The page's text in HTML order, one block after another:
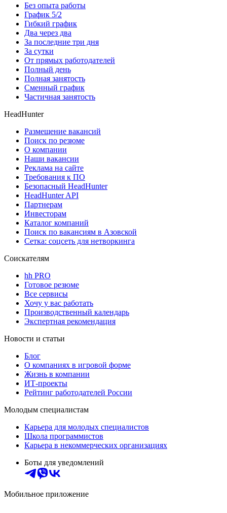
Без опыта работы
График 5/2
Гибкий график
Два через два
За последние три дня
За сутки
От прямых работодателей
Полный день
Полная занятость
Сменный график
Частичная занятость
HeadHunter
Размещение вакансий
Поиск по резюме
О компании
Наши вакансии
Реклама на сайте
Требования к ПО
Безопасный HeadHunter
HeadHunter API
Партнерам
Инвесторам
Каталог компаний
Поиск по вакансиям в Азовской
Сетка: соцсеть для нетворкинга
Соискателям
hh PRO
Готовое резюме
Все сервисы
Хочу у вас работать
Производственный календарь
Экспертная рекомендация
Новости и статьи
Блог
О компаниях в игровой форме
Жизнь в компании
ИТ-проекты
Рейтинг работодателей России
Молодым специалистам
Карьера для молодых специалистов
Школа программистов
Карьера в некоммерческих организациях
Боты для уведомлений
Мобильное приложение